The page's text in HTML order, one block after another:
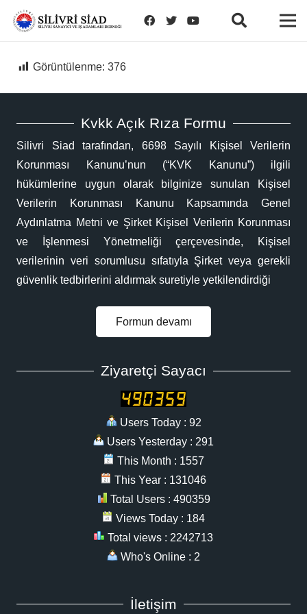
Görüntülenme: 376
Kvkk Açık Rıza Formu
Silivri Siad tarafından, 6698 Sayılı Kişisel Verilerin
Korunması Kanunu’nun (“KVK Kanunu”) ilgili
hükümlerine uygun olarak bilginize sunulan Kişisel
Verilerin Korunması Kanunu Kapsamında Genel
Aydınlatma Metni ve Şirket Kişisel Verilerin Korunması
ve İşlenmesi Yönetmeliği çerçevesinde, Kişisel
verilerinin veri sorumlusu sıfatıyla Şirket veya gerekli
güvenlik tedbirlerini aldırmak suretiyle yetkilendirdiği
Formun devamı
Ziyaretçi Sayacı
Users Today : 92
Users Yesterday : 291
This Month : 1557
This Year : 131046
Total Users : 490359
Views Today : 184
Total views : 2242713
Who's Online : 2
İletişim